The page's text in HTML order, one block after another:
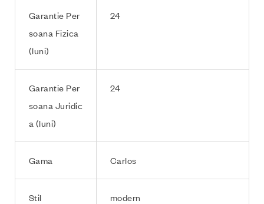
Garantie Per
soana Fizica
(luni)
24
Garantie Per
soana Juridic
a (luni)
24
Gama Carlos
Stil modern